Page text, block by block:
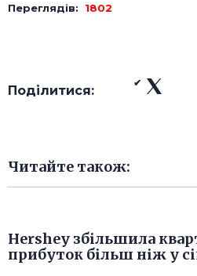
Переглядів: 1802
Поділитися:
Читайте також:
Hershey збільшила
прибуток більш ніж у